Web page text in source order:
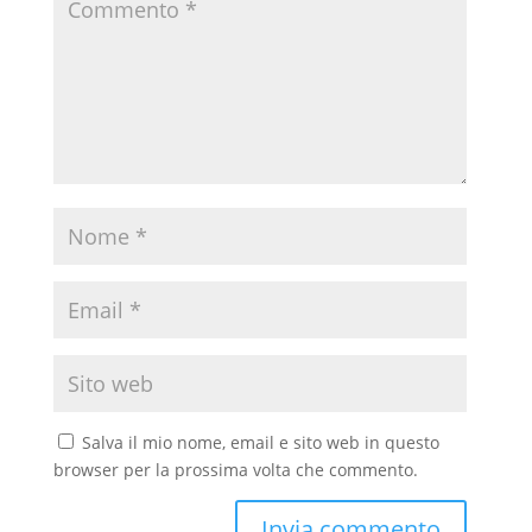
Salva il mio nome, email e sito web in questo
browser per la prossima volta che commento.